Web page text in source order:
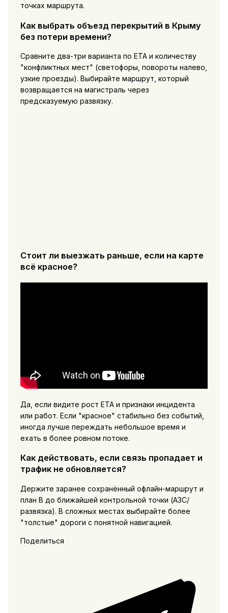
точках маршрута.
Как выбрать объезд перекрытий в Крыму
без потери времени?
Сравните два-три варианта по ETA и количеству
"конфликтных мест" (светофоры, повороты налево,
узкие проезды). Выбирайте маршрут, который
возвращается на магистраль через
предсказуемую развязку.
Стоит ли выезжать раньше, если на карте
всё красное?
Да, если видите рост ETA и признаки инцидента
или работ. Если "красное" стабильно без событий,
иногда лучше переждать небольшое время и
ехать в более ровном потоке.
Как действовать, если связь пропадает и
трафик не обновляется?
Держите заранее сохранённый офлайн-маршрут и
план B до ближайшей контрольной точки (АЗС/
развязка). В сложных местах выбирайте более
"толстые" дороги с понятной навигацией.
Поделиться